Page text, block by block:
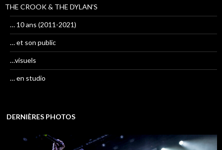
THE CROOK & THE DYLAN’S
… 10 ans (2011-2021)
… et son public
…visuels
… en studio
DERNIÈRES PHOTOS